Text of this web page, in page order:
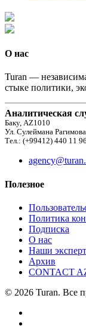
О нас
Turan —
стыке политики,
Аналитическая
Баку, AZ1010
Ул. Сулеймана
Тел.: (+99412) 440 11 96
Полезное
Политика
Подписка
О нас
Наши
Архив
CONTACT
© 2026 Turan. Все